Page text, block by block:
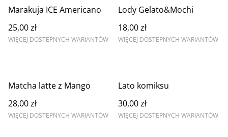
Marakuja ICE Americano
25,00 zł
WIĘCEJ DOSTĘPNYCH WARIANTÓW
Lody Gelato&Mochi
18,00 zł
WIĘCEJ DOSTĘPNYCH WARIANTÓW
Matcha latte z Mango
28,00 zł
WIĘCEJ DOSTĘPNYCH WARIANTÓW
Lato komiksu
30,00 zł
WIĘCEJ DOSTĘPNYCH WARIANTÓW